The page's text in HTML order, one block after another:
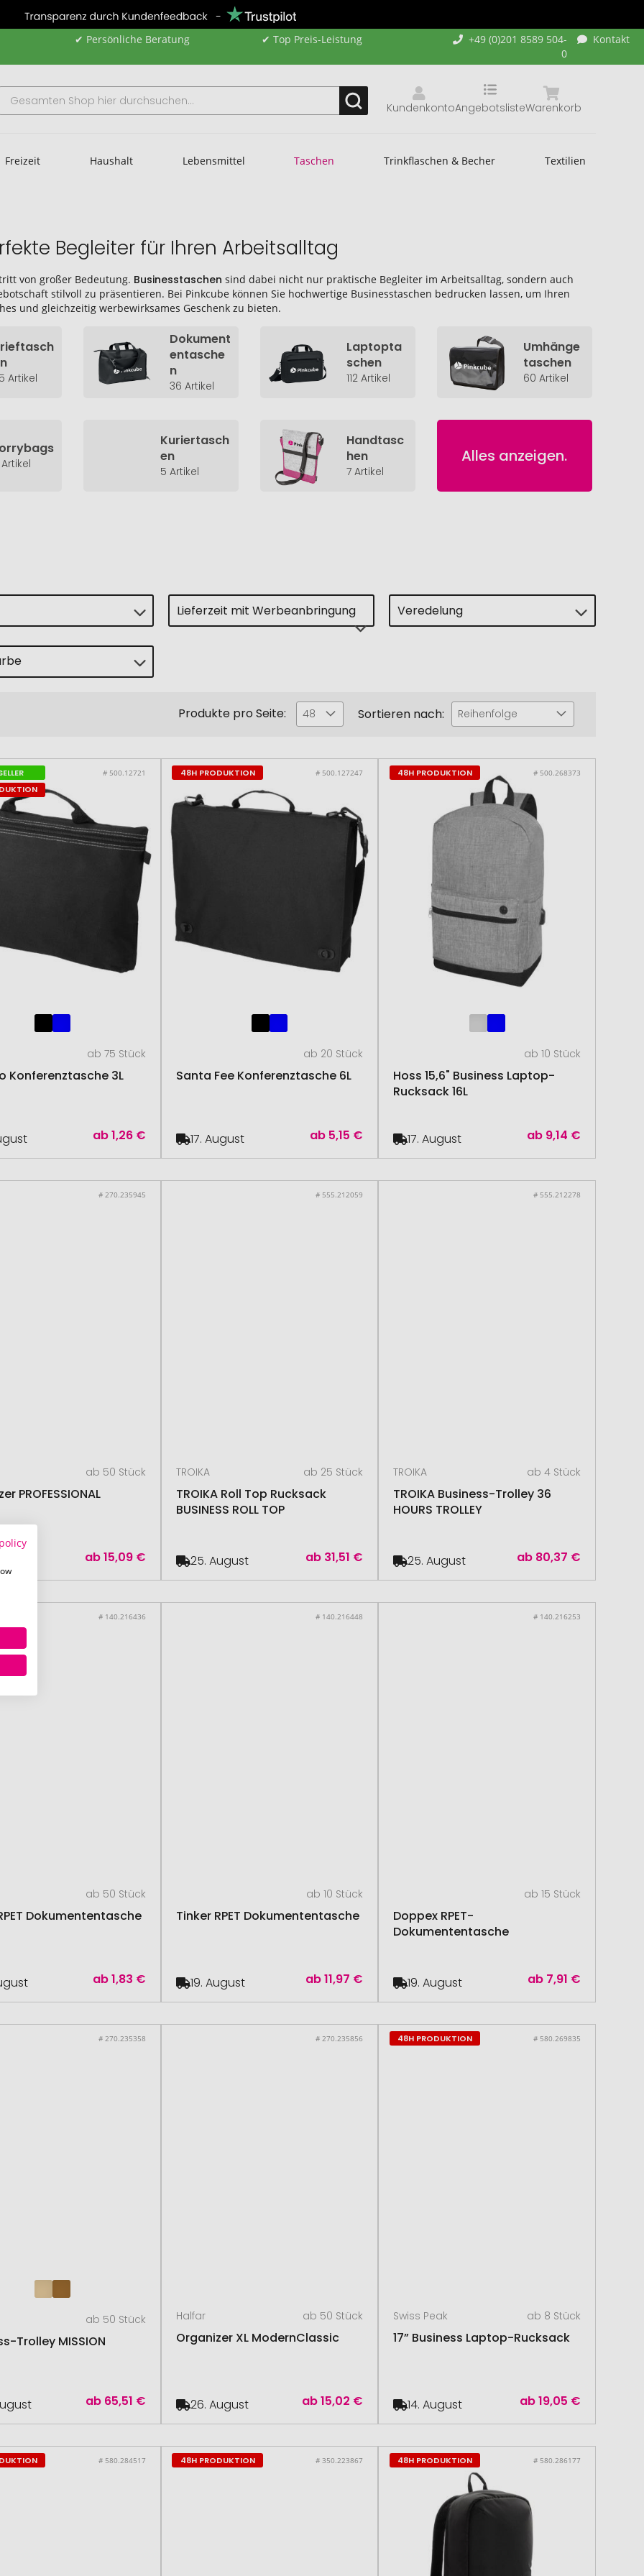
✔ Persönliche Beratung ✔ Top Preis-Leistung
+49 (0)201 8589 504-
0
Kontakt
Kundenkonto Warenkorb
Angebotsliste
Freizeit Haushalt Lebensmittel Taschen Trinkflaschen & Becher Textilien
Begleiter für Ihren Arbeitsalltag
von großer Bedeutung. Businesstaschen sind dabei nicht nur praktische Begleiter im Arbeitsalltag, sondern auch
stilvoll zu präsentieren. Bei Pinkcube können Sie hochwertige Businesstaschen bedrucken lassen, um Ihren
und gleichzeitig werbewirksames Geschenk zu bieten.
Artikel
Dokument
entasche
n
36 Artikel
Laptopta
schen
112 Artikel
Umhänge
taschen
60 Artikel
Kuriertasch
en
5 Artikel
Handtasc
hen
7 Artikel
Alles anzeigen.
Lieferzeit mit Werbeanbringung Veredelung
Produkte pro Seite: 48 Sortieren nach: Reihenfolge
# 500.12721
ab 75 Stück
Konferenztasche 3L
ab1,26 €
48H PRODUKTION # 500.127247
ab 20 Stück
Santa Fee Konferenztasche 6L
ab 5,15 €
17. August
48H PRODUKTION # 500.268373
ab 10 Stück
Hoss 15,6" Business Laptop-
Rucksack 16L
ab 9,14 €
17. August
# 270.235945
ab 50 Stück
PROFESSIONAL
ab15,09 €
# 555.212059
TROIKA ab 25 Stück
TROIKA Roll Top Rucksack
BUSINESS ROLL TOP
ab 31,51 €
25. August
# 555.212278
TROIKA ab 4 Stück
TROIKA Business-Trolley 36
HOURS TROLLEY
ab 80,37 €
25. August
# 140.216436
ab 50 Stück
Dokumententasche
ab1,83 €
# 140.216448
ab 10 Stück
Tinker RPET Dokumententasche
ab11,97 €
19. August
# 140.216253
ab 15 Stück
Doppex RPET-
Dokumententasche
ab 7,91 €
19. August
# 270.235358
ab 50 Stück
Trolley MISSION
ab 65,51 €
# 270.235856
Halfar ab 50 Stück
Organizer XL ModernClassic
ab15,02 €
26. August
48H PRODUKTION # 580.269835
Swiss Peak ab 8 Stück
17” Business Laptop-Rucksack
ab19,05 €
14. August
# 580.284517 48H PRODUKTION # 350.223867 48H PRODUKTION # 580.286177